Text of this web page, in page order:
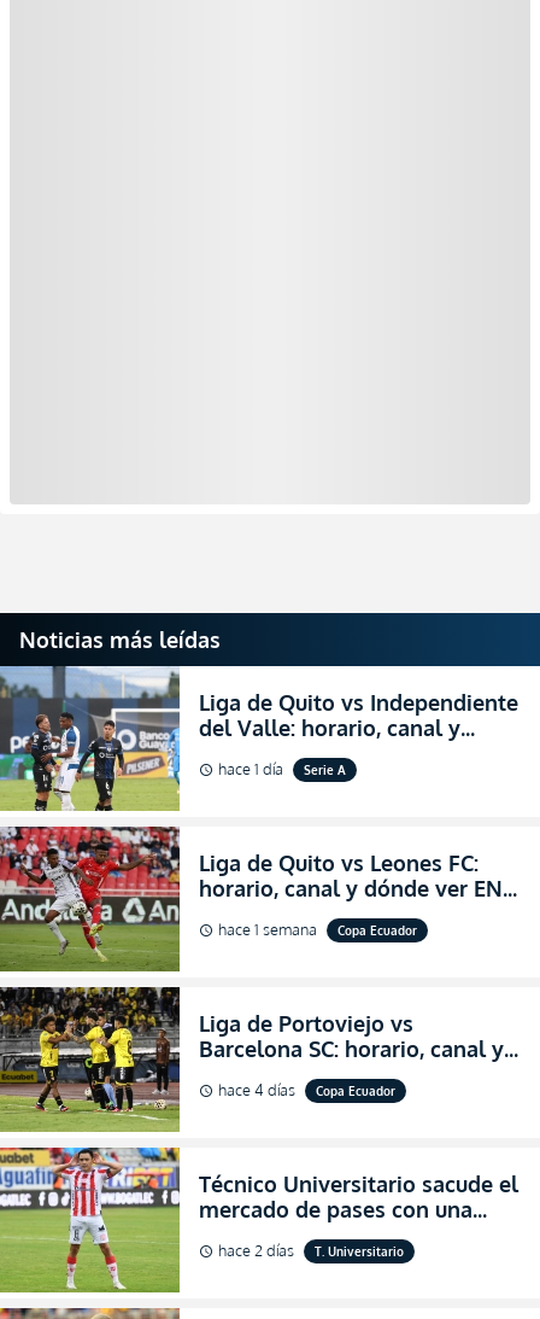
Noticias más leídas
Liga de Quito vs Independiente
del Valle: horario, canal y
dónde ver EN VIVO el
partidazo por la fecha 24 de la
schedule hace 1 día Serie A
Liga de Quito vs Leones FC:
horario, canal y dónde ver EN
VIVO los octavos de final de la
Copa Ecuador 2026
schedule hace 1 semana Copa Ecuador
Liga de Portoviejo vs
Barcelona SC: horario, canal y
dónde ver EN VIVO los octavos
de final de la Copa Ecuador
schedule hace 4 días Copa Ecuador
Técnico Universitario sacude el
mercado de pases con una
verdadera revolución para
asegurar la permanencia
schedule hace 2 días T. Universitario